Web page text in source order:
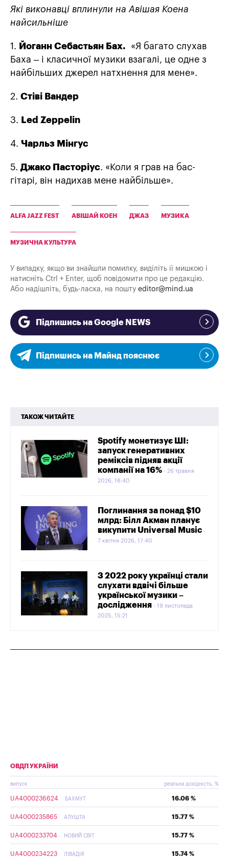
Які виконавці вплинули на Авішая Коена
найсильніше
1. Йоганн Себастьян Бах. «Я багато слухав
Баха – і класичної музики взагалі, це одне з
найбільших джерел натхнення для мене».
2. Стіві Вандер
3. Led Zeppelin
4. Чарльз Мінгус
5.Джако Пасторіус. «Коли я грав на бас-
гітарі, він надихав мене найбільше».
ALFA JAZZ FEST АВІШАЙ КОЕН ДЖАЗ МУЗИКА
МУЗИЧНА КУЛЬТУРА
У випадку, якщо ви знайшли помилку, виділіть її мишкою і
натисніть Ctrl + Enter, щоб повідомити про це редакцію.
Або надішліть, будь-ласка, на пошту editor@mind.ua
Підпишись на Google NEWS
Підпишись на Майнд пояснює
ТАКОЖ ЧИТАЙТЕ
Spotify монетизує ШІ:
запуск генеративних
реміксів підняв акції
компанії на 16%
26 травня
2026, 18:40
Поглинання за понад $10
млрд: Білл Акман планує
викупити Universal Music
7 квітня 2026, 17:40
З 2022 року українці стали
слухати вдвічі більше
української музики –
дослідження
19 листопада
2025, 15:21
ОВДП УКРАЇНИ
випуск реальна дохідність, %
UA4000236624 БАХМУТ 16.06 %
UA4000235865 АЛУШТА 15.77 %
UA4000233704 НОВИЙ СВІТ 15.77 %
UA4000234223 ЛІВАДІЯ 15.74 %